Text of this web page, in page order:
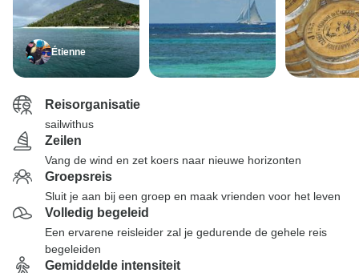
Étienne
Reisorganisatie
sailwithus
Zeilen
Vang de wind en zet koers naar nieuwe horizonten
Groepsreis
Sluit je aan bij een groep en maak vrienden voor het leven
Volledig begeleid
Een ervarene reisleider zal je gedurende de gehele reis
begeleiden
Gemiddelde intensiteit